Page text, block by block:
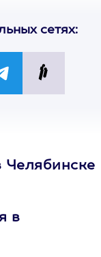
сетях:
Челябинске
в